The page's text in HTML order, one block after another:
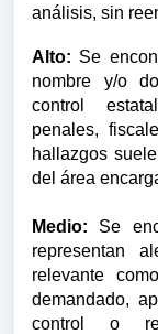
análisis, sin
Alto: Se
nombre y/o
control
penales,
hallazgos
del área
Medio: Se
representan
relevante
demandado,
control o